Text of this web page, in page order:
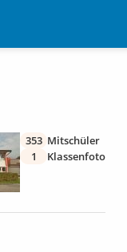
353 Mitschüler
1
Klassenfoto